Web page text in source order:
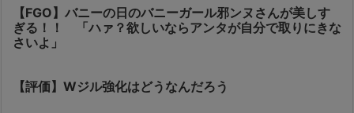
【FGO】バニーの日のバニーガール邪ンヌさんが美しす
ぎる！！ 「ハァ？欲しいならアンタが自分で取りにきな
さいよ」
【評価】Wジル強化はどうなんだろう